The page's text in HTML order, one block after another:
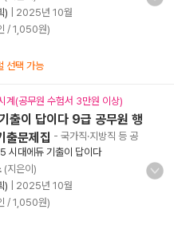
)
2025년 10월
/ 1,050원)
선택 가능
계(공무원 수험서 3만원 이상)
출이 답이다 9급 공무원 행
출문제집 - 국가직·지방직 등 공
시대에듀 기출이 답이다
(지은이)
)
2025년 10월
/ 1,050원)